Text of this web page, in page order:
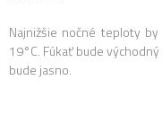
Najnižšie nočné teploty
19°C. Fúkať bude
bude jasno.